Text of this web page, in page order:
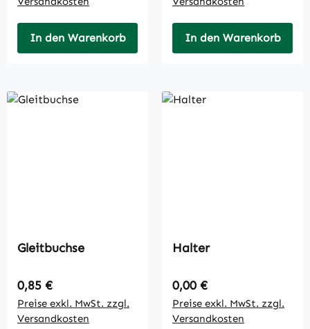
In den Warenkorb In den Warenkorb
Gleitbuchse
Regulärer Preis:
0,85 €
Preise exkl. MwSt. zzgl.
Versandkosten
Halter
Regulärer Preis:
0,00 €
Preise exkl. MwSt. zzgl.
Versandkosten